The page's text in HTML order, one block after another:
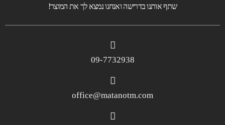
שתף אותנו בדרישה ואנחנו נמצא לך את המוצר!
09-7732938
office@matanotm.com